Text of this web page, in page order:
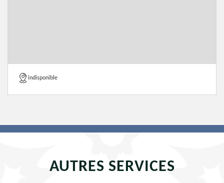
indisponible
AUTRES SERVICES